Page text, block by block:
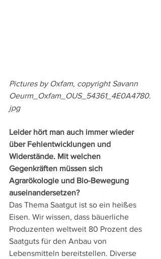
Pictures by Oxfam, copyright Savann
Oeurm_Oxfam_OUS_54361_4E0A4780.
jpg
Leider hört man auch immer wieder
über Fehlentwicklungen und
Widerstände. Mit welchen
Gegenkräften müssen sich
Agrarökologie und Bio-Bewegung
auseinandersetzen?
Das Thema Saatgut ist so ein heißes
Eisen. Wir wissen, dass bäuerliche
Produzenten weltweit 80 Prozent des
Saatguts für den Anbau von
Lebensmitteln bereitstellen. Diverse